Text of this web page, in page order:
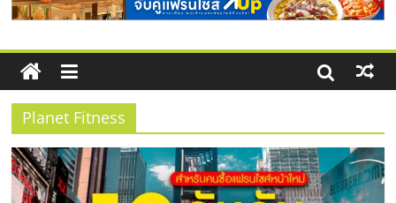
โซลูชันระบบภาพและเสียง
ข้อมูล
ธุรกิจ
SME
แห่ง
Planet Fitness